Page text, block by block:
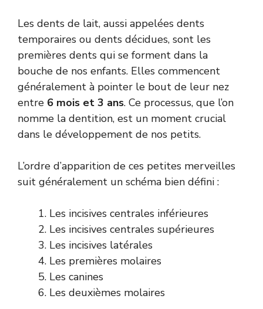
Les dents de lait, aussi appelées dents
temporaires ou dents décidues, sont les
premières dents qui se forment dans la
bouche de nos enfants. Elles commencent
généralement à pointer le bout de leur nez
entre 6 mois et 3 ans. Ce processus, que l’on
nomme la dentition, est un moment crucial
dans le développement de nos petits.
L’ordre d’apparition de ces petites merveilles
suit généralement un schéma bien défini :
Les incisives centrales inférieures
Les incisives centrales supérieures
Les incisives latérales
Les premières molaires
Les canines
Les deuxièmes molaires